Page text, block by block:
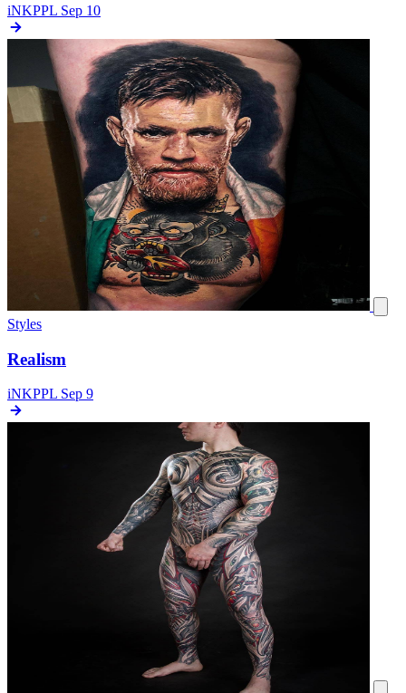
iNKPPL Sep 10
Styles
Realism
iNKPPL Sep 9